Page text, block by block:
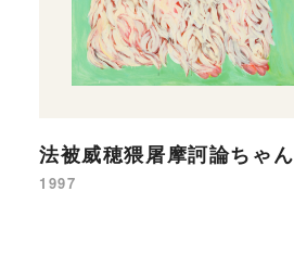
法被威穂猥屠摩訶論ちゃん
1997